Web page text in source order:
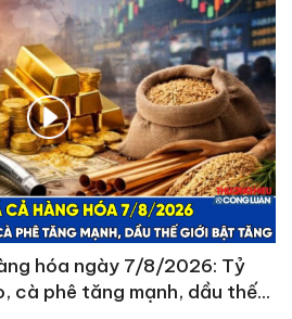
hóa ngày 7/8/2026: Tỷ
cà phê tăng mạnh, dầu thế